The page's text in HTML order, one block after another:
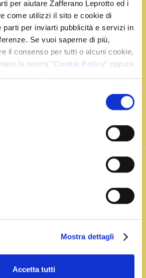
per aiutare Zafferano Leprotto ed i
come utilizzi il sito e cookie di
parti per inviarti pubblicità e servizi in
Se vuoi saperne di più,
il consenso per tutti o alcuni cookie,
la nostra "Cookie Policy" oppure
Mostra dettagli
Accetta tutti
mediterranee
sapore mediterraneo, queste
Insalata
dressing
in giallo